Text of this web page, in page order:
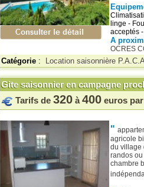
linge -
acceptés
A
OCRES
Catégorie : Location saisonnière
Gite saisonnier en campagne
Tarifs de 320 à 400 euros
"
agricole
du village
randos
chambre